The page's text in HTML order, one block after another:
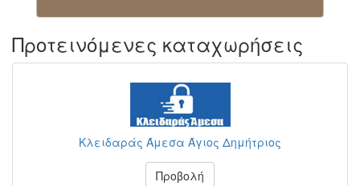
Προτεινόμενες καταχωρήσεις
Κλειδαράς Άμεσα Άγιος Δημήτριος
Προβολή